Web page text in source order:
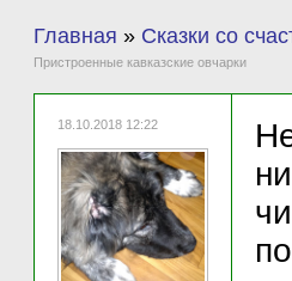
Главная » Сказки со
Пристроенные кавказские овчарки
18.10.2018 12:22